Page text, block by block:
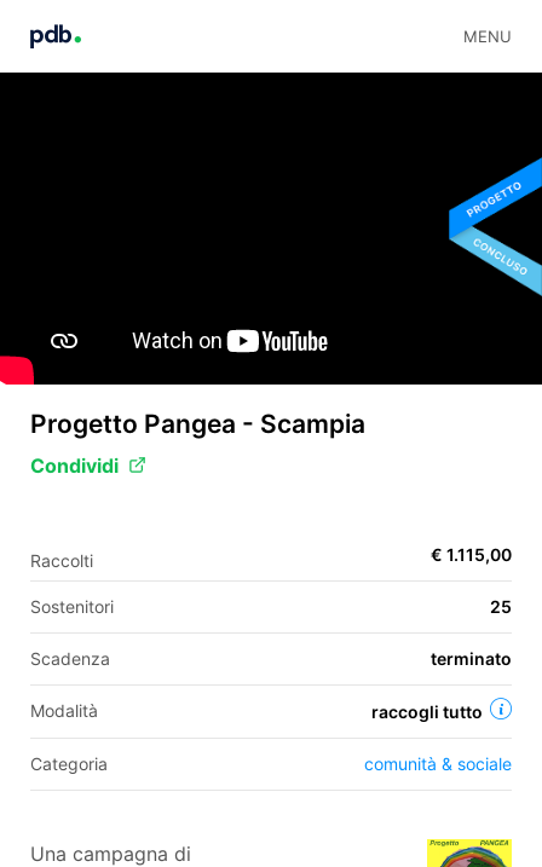
MENU
IT
EN
ES
Progetto Pangea - Scampia
Condividi
Raccolti € 1.115,00
Sostenitori 25
Scadenza terminato
Modalità raccogli tutto
Categoria comunità & sociale
Una campagna di